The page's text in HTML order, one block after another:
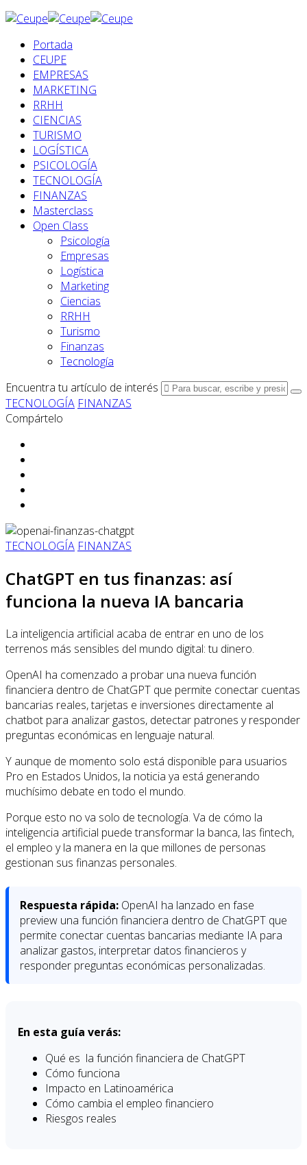
Portada
CEUPE
EMPRESAS
MARKETING
RRHH
CIENCIAS
TURISMO
LOGÍSTICA
PSICOLOGÍA
TECNOLOGÍA
FINANZAS
Masterclass
Open Class
Psicología
Empresas
Logística
Marketing
Ciencias
RRHH
Turismo
Finanzas
Tecnología
Encuentra tu artículo de interés
TECNOLOGÍA FINANZAS
Compártelo
TECNOLOGÍA FINANZAS
ChatGPT en tus finanzas: así
funciona la nueva IA bancaria
La inteligencia artificial acaba de entrar en uno de los
terrenos más sensibles del mundo digital: tu dinero.
OpenAI ha comenzado a probar una nueva función
financiera dentro de ChatGPT que permite conectar cuentas
bancarias reales, tarjetas e inversiones directamente al
chatbot para analizar gastos, detectar patrones y responder
preguntas económicas en lenguaje natural.
Y aunque de momento solo está disponible para usuarios
Pro en Estados Unidos, la noticia ya está generando
muchísimo debate en todo el mundo.
Porque esto no va solo de tecnología. Va de cómo la
inteligencia artificial puede transformar la banca, las fintech,
el empleo y la manera en la que millones de personas
gestionan sus finanzas personales.
Respuesta rápida: OpenAI ha lanzado en fase
preview una función financiera dentro de ChatGPT que
permite conectar cuentas bancarias mediante IA para
analizar gastos, interpretar datos financieros y
responder preguntas económicas personalizadas.
En esta guía verás:
Qué es la función financiera de ChatGPT
Cómo funciona
Impacto en Latinoamérica
Cómo cambia el empleo financiero
Riesgos reales